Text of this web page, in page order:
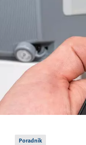
Poradnik